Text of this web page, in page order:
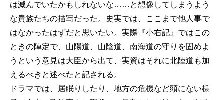
は滅んでいたかもしれないな……と想像してしまうよう
な貴族たちの描写だった。史実では、ここまで他人事で
はなかったはずだと思いたい。実際『小右記』ではこの
ときの陣定で、山陽道、山陰道、南海道の守りを固めよ
うという意見は大臣から出て、実資はそれに北陸道も加
えるべきと述べたと記される。
ドラマでは、居眠りしたり、地方の危機など頭にない様